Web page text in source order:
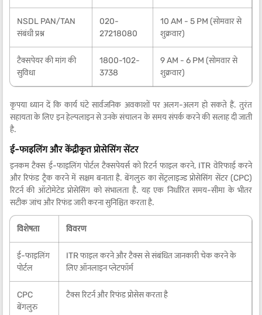
NSDL PAN/TAN
संबंधी प्रश्न
020-
27218080
10 AM - 5 PM (सोमवार से
शुक्रवार)
टैक्सपेयर की मांग की
सुविधा
1800-102-
3738
9 AM - 6 PM (सोमवार से
शुक्रवार)
कृपया ध्यान दें कि कार्य घंटे सार्वजनिक अवकाशों पर अलग-अलग हो सकते हैं. तुरंत
सहायता के लिए इन हेल्पलाइन से उनके संचालन के समय संपर्क करने की सलाह दी जाती
है.
ई-फाइलिंग और केंद्रीकृत प्रोसेसिंग सेंटर
इनकम टैक्स ई-फाइलिंग पोर्टल टैक्सपेयर्स को रिटर्न फाइल करने, ITR वेरिफाई करने
और रिफंड ट्रैक करने में सक्षम बनाता है. बेंगलुरु का सेंट्रलाइज्ड प्रोसेसिंग सेंटर (CPC)
रिटर्न की ऑटोमेटेड प्रोसेसिंग को संभालता है. यह एक निर्धारित समय-सीमा के भीतर
सटीक जांच और रिफंड जारी करना सुनिश्चित करता है.
विशेषता विवरण
ई-फाइलिंग
पोर्टल
ITR फाइल करने और टैक्स से संबंधित जानकारी चेक करने के
लिए ऑनलाइन प्लेटफॉर्म
CPC
बेंगलुरु
टैक्स रिटर्न और रिफंड प्रोसेस करता है